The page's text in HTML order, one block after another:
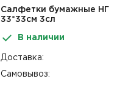
Салфетки бумажные НГ
33*33см 3сл
20шт Bouquet Home
В наличии
Доставка:
Самовывоз: